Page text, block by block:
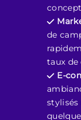
de
taux de
E-
stylisés